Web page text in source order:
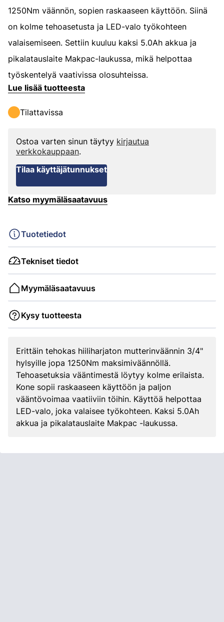
1250Nm väännön, sopien raskaaseen käyttöön. Siinä
on kolme tehoasetusta ja LED-valo työkohteen
valaisemiseen. Settiin kuuluu kaksi 5.0Ah akkua ja
pikalatauslaite Makpac-laukussa, mikä helpottaa
työskentelyä vaativissa olosuhteissa.
Lue lisää tuotteesta
Tilattavissa
Ostoa varten sinun täytyy kirjautua
verkkokauppaan.
Tilaa käyttäjätunnukset
Katso myymäläsaatavuus
Tuotetiedot
Tekniset tiedot
Myymäläsaatavuus
Kysy tuotteesta
Erittäin tehokas hiiliharjaton mutterinväännin 3/4"
hylsyille jopa 1250Nm maksimiväännöllä.
Tehoasetuksia vääntimestä löytyy kolme erilaista.
Kone sopii raskaaseen käyttöön ja paljon
vääntövoimaa vaatiiviin töihin. Käyttöä helpottaa
LED-valo, joka valaisee työkohteen. Kaksi 5.0Ah
akkua ja pikalatauslaite Makpac -laukussa.